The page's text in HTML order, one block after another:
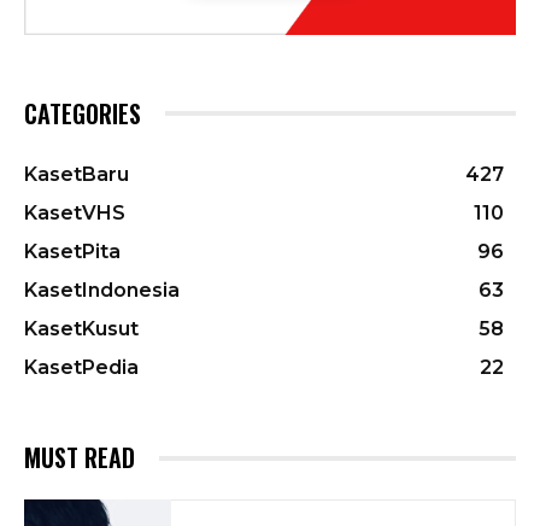
CATEGORIES
KasetBaru
427
KasetVHS
110
KasetPita
96
KasetIndonesia
63
KasetKusut
58
KasetPedia
22
MUST READ